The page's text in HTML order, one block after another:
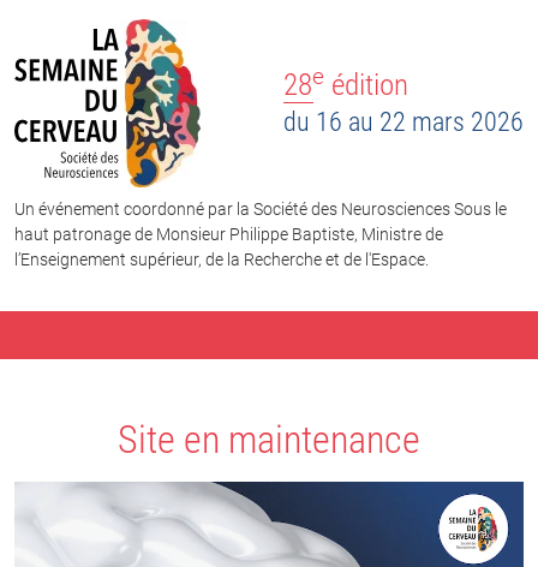
28e édition
du 16 au 22 mars 2026
Un événement coordonné par la Société des Neurosciences Sous le
haut patronage de Monsieur Philippe Baptiste, Ministre de
l’Enseignement supérieur, de la Recherche et de l'Espace.
Site en maintenance